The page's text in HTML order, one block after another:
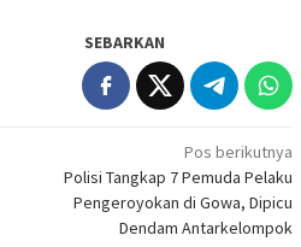
SEBARKAN
Pos berikutnya
Polisi Tangkap 7 Pemuda Pelaku
Pengeroyokan di Gowa, Dipicu
Dendam Antarkelompok